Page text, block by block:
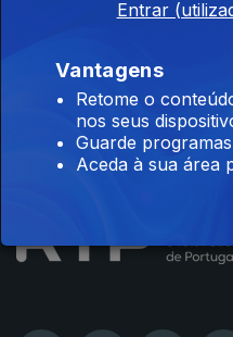
Entrar
Vantagens
Retome o
nos seus
Guarde
Aceda à sua área